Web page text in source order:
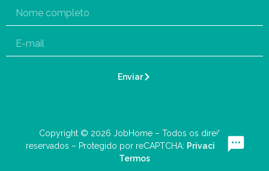
Enviar
Copyright © 2026 JobHome – Todos os direitos
reservados – Protegido por reCAPTCHA: Privacidade–
Termos